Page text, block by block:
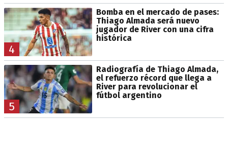
4
Bomba en el mercado de pases:
Thiago Almada será nuevo
jugador de River con una cifra
histórica
5
Radiografía de Thiago Almada,
el refuerzo récord que llega a
River para revolucionar el
fútbol argentino